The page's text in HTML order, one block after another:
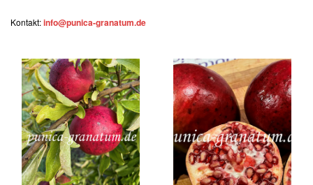
Kontakt:info@punica-granatum.de